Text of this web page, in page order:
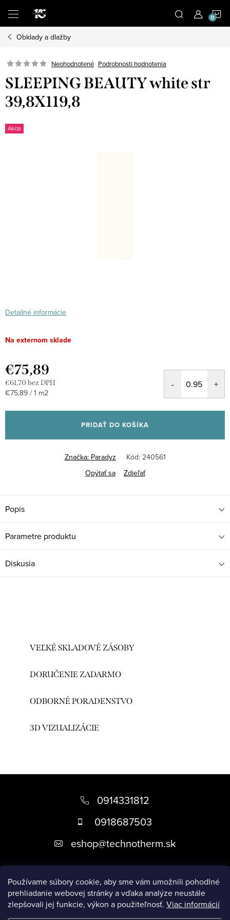
Používame súbory cookie, aby sme vám umožnili pohodlné
prehliadanie webovej stránky a vďaka analýze neustále
zlepšovali jej funkcie, výkon a použiteľnosť. Viac informácií
obsah
Obklady a dlažby
Neohodnotené Podrobnosti hodnotenia
SLEEPING BEAUTY white str
39,8X119,8
Akcia
Detailné informácie
Na externom sklade
€75,89
€61,70 bez DPH
Jednotková
€75,89 / 1 m2
PRIDAŤ DO KOŠÍKA
Značka: Paradyz Kód: 240561
Opýtať sa
Zdieľať
Popis
Parametre produktu
Diskusia
VEĽKÉ SKLADOVÉ ZÁSOBY
DORUČENIE ZADARMO
ODBORNÉ PORADENSTVO
3D VIZUALIZÁCIE
i
0914331812
0918687503
eshop@technotherm.sk
Informácie
Prijímame online platby